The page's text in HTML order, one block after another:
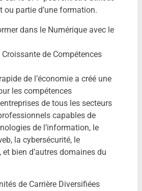
ou partie d’une formation.
dans le Numérique avec le
de Compétences
de l’économie a créé une
les compétences
de tous les secteurs
capables de
de l’information, le
la cybersécurité, le
bien d’autres domaines du
de Carrière Diversifiées